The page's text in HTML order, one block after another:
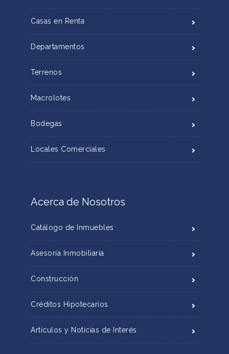
Casas en Renta
Departamentos
Terrenos
Macrolotes
Bodegas
Locales Comerciales
Acerca de Nosotros
Catálogo de Inmuebles
Asesoría Inmobiliaria
Construcción
Créditos Hipotecarios
Artículos y Noticias de Interés